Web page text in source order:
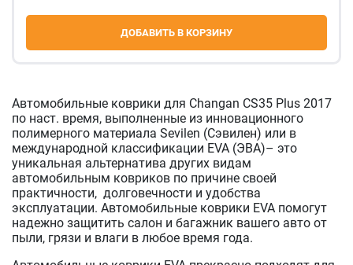
ДОБАВИТЬ В КОРЗИНУ
Автомобильные коврики для Changan CS35 Plus 2017
по наст. время, выполненные из инновационного
полимерного материала Sevilen (Сэвилен) или в
международной классификации EVA (ЭВА)– это
уникальная альтернатива других видам
автомобильным ковриков по причине своей
практичности, долговечности и удобства
эксплуатации. Автомобильные коврики EVA помогут
надежно защитить салон и багажник вашего авто от
пыли, грязи и влаги в любое время года.